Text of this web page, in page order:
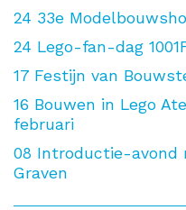
24 33e
24 Lego-fan-dag
17 Festijn van
16 Bouwen in Lego
februari
08 Introductie-avond
Graven